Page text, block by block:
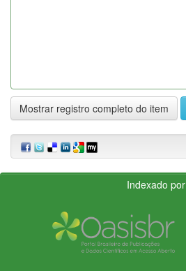
Mostrar registro completo do item
Indexado por